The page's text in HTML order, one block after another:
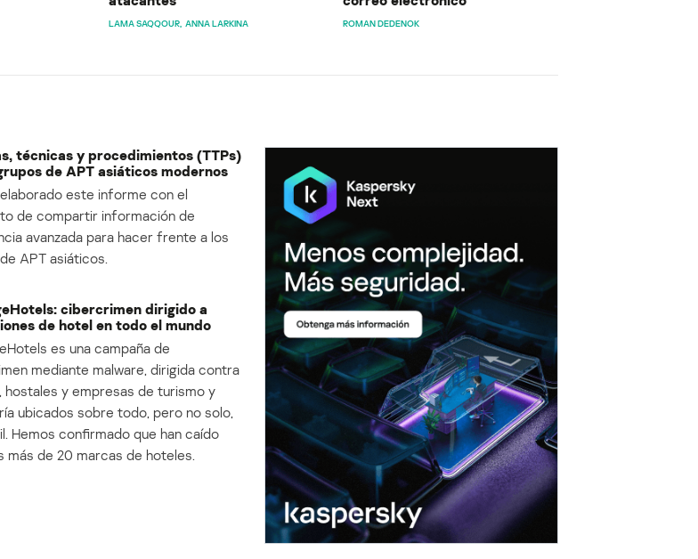
LAMA SAQQOUR ANNA LARKINA ROMAN DEDENOK
técnicas y procedimientos (TTPs)
de APT asiáticos modernos
este informe con el
de compartir información de
avanzada para hacer frente a los
APT asiáticos.
cibercrimen dirigido a
de hotel en todo el mundo
es una campaña de
mediante malware, dirigida contra
hostales y empresas de turismo y
ubicados sobre todo, pero no solo,
Hemos confirmado que han caído
más de 20 marcas de hoteles.